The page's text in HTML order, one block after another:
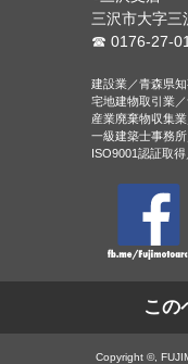
三沢市大字
☎ 0176-27-
建設業／青森県
宅地建物取引業
産業廃棄物収集
一級建築士事務
ISO9001認証取
この
Copyright ©,